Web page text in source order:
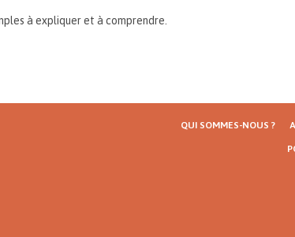
à expliquer et à comprendre.
QUI SOMMES-NOUS ?